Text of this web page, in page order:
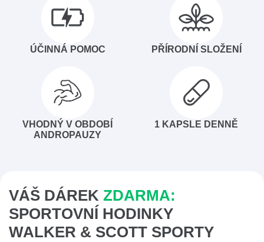
ÚČINNÁ POMOC PŘÍRODNÍ SLOŽENÍ
VHODNÝ V OBDOBÍ
ANDROPAUZY
1 KAPSLE DENNĚ
VÁŠ DÁREK ZDARMA:
SPORTOVNÍ HODINKY
WALKER & SCOTT SPORTY